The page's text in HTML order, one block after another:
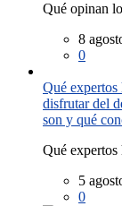
Qué opinan
8
0
Qué
disfrutar del
son y qué
Qué expertos
5
0